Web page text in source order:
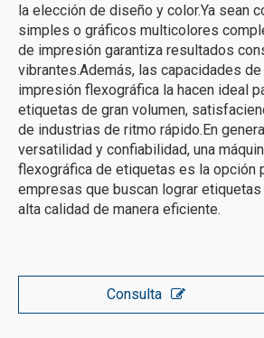
la elección de diseño y color.Ya sean
simples o gráficos multicolores
de impresión garantiza resultados
vibrantes.Además, las capacidades
impresión flexográfica la hacen ideal
etiquetas de gran volumen,
de industrias de ritmo rápido.En
versatilidad y confiabilidad, una
flexográfica de etiquetas es la opción
empresas que buscan lograr
alta calidad de manera eficiente.
Consulta